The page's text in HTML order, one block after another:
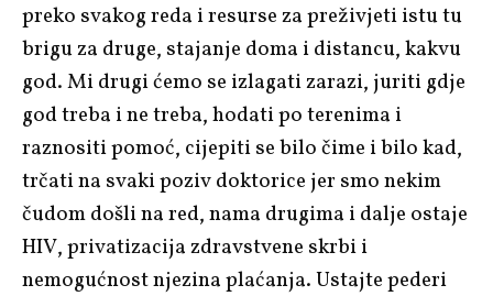
preko svakog reda i resurse za preživjeti istu tu
brigu za druge, stajanje doma i distancu, kakvu
god. Mi drugi ćemo se izlagati zarazi, juriti gdje
god treba i ne treba, hodati po terenima i
raznositi pomoć, cijepiti se bilo čime i bilo kad,
trčati na svaki poziv doktorice jer smo nekim
čudom došli na red, nama drugima i dalje ostaje
HIV, privatizacija zdravstvene skrbi i
nemogućnost njezina plaćanja. Ustajte pederi